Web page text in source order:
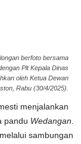
berfoto bersama
Plt Kepala Dinas
oleh Ketua Dewan
Rabu (30/4/2025).
menjalankan
pandu Wedangan
sambungan